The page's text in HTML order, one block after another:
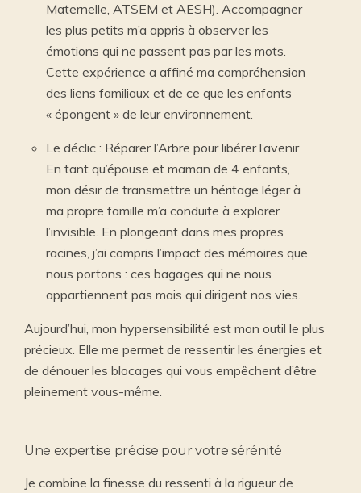
Maternelle, ATSEM et AESH). Accompagner
les plus petits m’a appris à observer les
émotions qui ne passent pas par les mots.
Cette expérience a affiné ma compréhension
des liens familiaux et de ce que les enfants
« épongent » de leur environnement.
Le déclic : Réparer l’Arbre pour libérer l’avenir
En tant qu’épouse et maman de 4 enfants,
mon désir de transmettre un héritage léger à
ma propre famille m’a conduite à explorer
l’invisible. En plongeant dans mes propres
racines, j’ai compris l’impact des mémoires que
nous portons : ces bagages qui ne nous
appartiennent pas mais qui dirigent nos vies.
Aujourd’hui, mon hypersensibilité est mon outil le plus
précieux. Elle me permet de ressentir les énergies et
de dénouer les blocages qui vous empêchent d’être
pleinement vous-même.
Une expertise précise pour votre sérénité
Je combine la finesse du ressenti à la rigueur de